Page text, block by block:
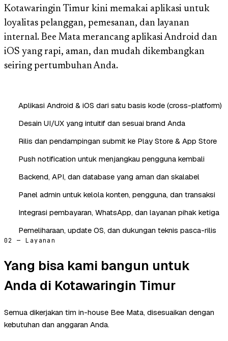
Kotawaringin Timur kini memakai aplikasi untuk
loyalitas pelanggan, pemesanan, dan layanan
internal. Bee Mata merancang aplikasi Android dan
iOS yang rapi, aman, dan mudah dikembangkan
seiring pertumbuhan Anda.
Aplikasi Android & iOS dari satu basis kode (cross-platform)
Desain UI/UX yang intuitif dan sesuai brand Anda
Rilis dan pendampingan submit ke Play Store & App Store
Push notification untuk menjangkau pengguna kembali
Backend, API, dan database yang aman dan skalabel
Panel admin untuk kelola konten, pengguna, dan transaksi
Integrasi pembayaran, WhatsApp, dan layanan pihak ketiga
Pemeliharaan, update OS, dan dukungan teknis pasca-rilis
02 — Layanan
Yang bisa kami bangun untuk
Anda di Kotawaringin Timur
Semua dikerjakan tim in-house Bee Mata, disesuaikan dengan
kebutuhan dan anggaran Anda.